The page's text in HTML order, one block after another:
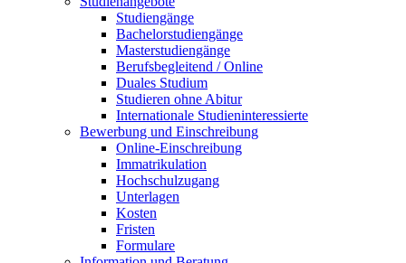
Studiengänge
Bachelorstudiengänge
Masterstudiengänge
Berufsbegleitend / Online
Duales Studium
Studieren ohne Abitur
Internationale Studieninteressierte
Bewerbung und Einschreibung
Online-Einschreibung
Immatrikulation
Hochschulzugang
Unterlagen
Kosten
Fristen
Formulare